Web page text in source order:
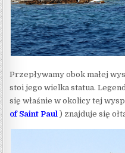
Przepływamy obok małej
stoi jego wielka statua.
się właśnie w okolicy tej
of Saint Paul ) znajduje się